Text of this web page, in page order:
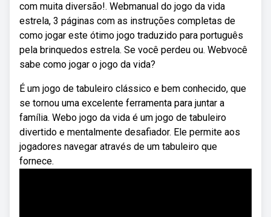
com muita diversão!. Webmanual do jogo da vida
estrela, 3 páginas com as instruções completas de
como jogar este ótimo jogo traduzido para português
pela brinquedos estrela. Se você perdeu ou. Webvocê
sabe como jogar o jogo da vida?
É um jogo de tabuleiro clássico e bem conhecido, que
se tornou uma excelente ferramenta para juntar a
família. Webo jogo da vida é um jogo de tabuleiro
divertido e mentalmente desafiador. Ele permite aos
jogadores navegar através de um tabuleiro que
fornece.